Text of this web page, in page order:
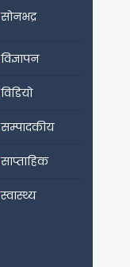
सोनभद्र
विज्ञापन
विडियो
सम्पादकीय
साप्ताहिक
स्वास्थ्य